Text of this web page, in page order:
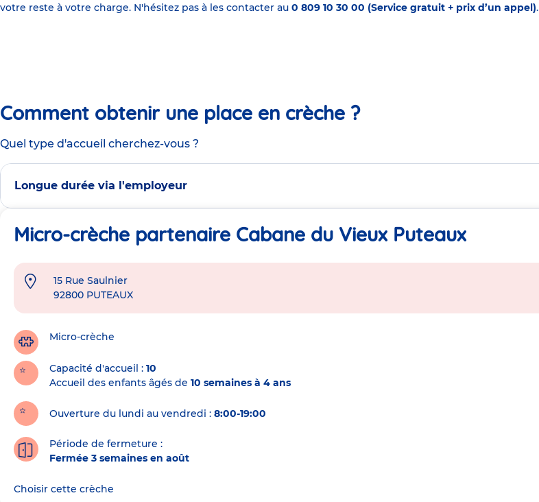
votre reste à votre charge. N'hésitez pas à les contacter au 0 809 10 30 00 (Service gratuit + prix d’un appel).
Comment obtenir une place en crèche ?
Quel type d'accueil cherchez-vous ?
Longue durée via l'employeur
Micro-crèche partenaire Cabane du Vieux Puteaux
Adresse
crèche
15 Rue Saulnier
92800 PUTEAUX
Micro-crèche
Capacité d'accueil
10
Accueil des enfants âgés de 10 semaines à 4 ans
Ouverture du lundi au vendredi : 8:00-19:00
Période de fermeture :
Fermée 3 semaines en août
Choisir cette crèche